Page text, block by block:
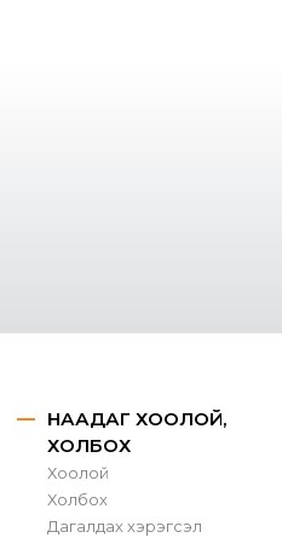
НААДАГ ХООЛОЙ,
ХОЛБОХ
Хоолой
Холбох
Дагалдах хэрэгсэл